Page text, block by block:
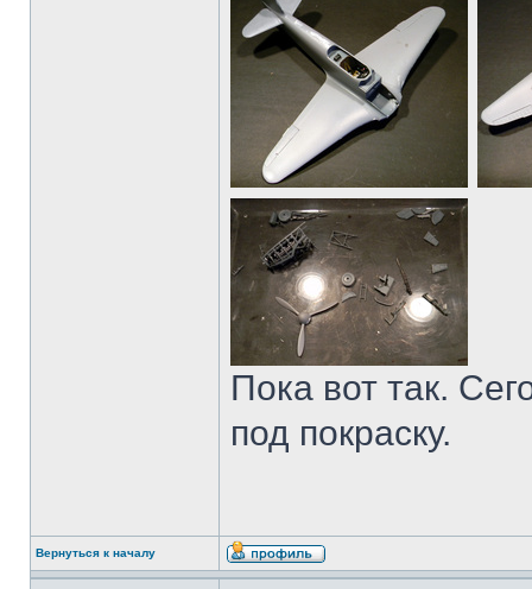
Пока вот так.
под покраску.
Вернуться к началу